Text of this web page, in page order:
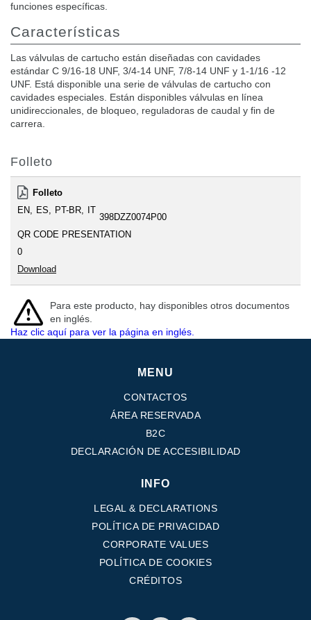
funciones específicas.
Características
Las válvulas de cartucho están diseñadas con cavidades
estándar C 9/16-18 UNF, 3/4-14 UNF, 7/8-14 UNF y 1-1/16 -12
UNF. Está disponible una serie de válvulas de cartucho con
cavidades especiales. Están disponibles válvulas en línea
unidireccionales, de bloqueo, reguladoras de caudal y fin de
carrera.
Folleto
Folleto
EN
ES PT-BR IT
398DZZ0074P00
QR CODE PRESENTATION
0
Download
Para este producto, hay disponibles otros documentos
en inglés.
Haz clic aquí para ver la página en inglés.
MENU
CONTACTOS
ÁREA RESERVADA
B2C
DECLARACIÓN DE ACCESIBILIDAD
INFO
LEGAL & DECLARATIONS
POLÍTICA DE PRIVACIDAD
CORPORATE VALUES
POLÍTICA DE COOKIES
CRÉDITOS